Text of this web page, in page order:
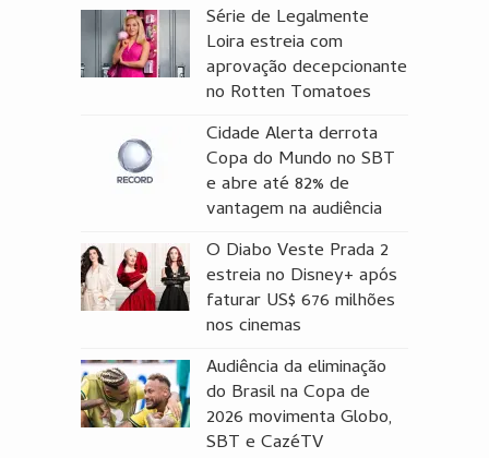
Série de Legalmente
Loira estreia com
aprovação decepcionante
no Rotten Tomatoes
Cidade Alerta derrota
Copa do Mundo no SBT
e abre até 82% de
vantagem na audiência
O Diabo Veste Prada 2
estreia no Disney+ após
faturar US$ 676 milhões
nos cinemas
Audiência da eliminação
do Brasil na Copa de
2026 movimenta Globo,
SBT e CazéTV